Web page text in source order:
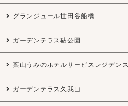
グランジュール世田谷船橋
ガーデンテラス砧公園
葉山うみのホテルサービスレジデンス
ガーデンテラス久我山